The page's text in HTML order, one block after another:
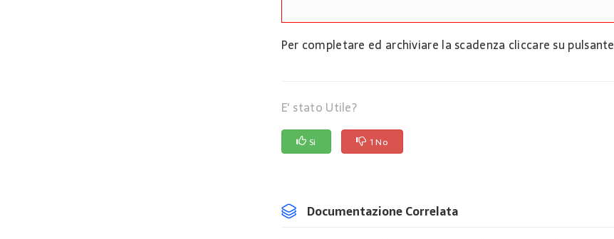
Per completare ed archiviare la scadenza cliccare su pulsante
E' stato Utile?
Si 1 No
Documentazione Correlata